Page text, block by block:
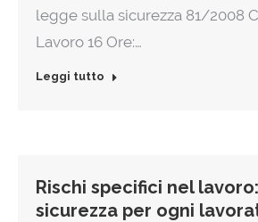
legge sulla sicurezza 81/2008
Lavoro 16 Ore:…
Leggi tutto
Rischi specifici nel
sicurezza per ogni